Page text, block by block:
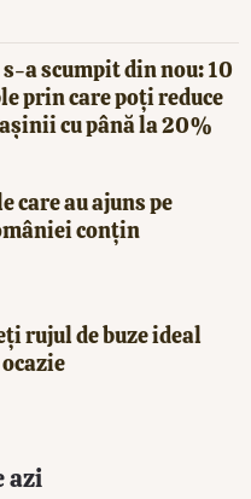
a scumpit din nou: 10
prin care poți reduce
cu până la 20%
care au ajuns pe
conțin
rujul de buze ideal
azi